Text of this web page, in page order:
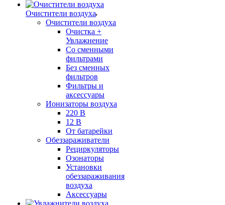
Очистители воздуха
Очистители воздуха
Очистка +
Увлажнение
Cо сменными
фильтрами
Без сменных
фильтров
Фильтры и
аксессуары
Ионизаторы воздуха
220 В
12 В
От батарейки
Обеззараживатели
Рециркуляторы
Озонаторы
Установки
обеззараживания
воздуха
Аксессуары